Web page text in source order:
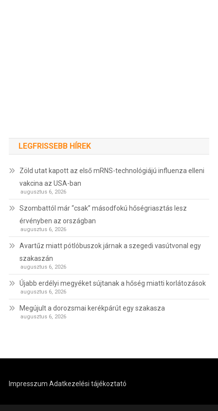
LEGFRISSEBB HÍREK
Zöld utat kapott az első mRNS-technológiájú influenza elleni
vakcina az USA-ban
augusztus 6, 2026
Szombattól már “csak” másodfokú hőségriasztás lesz
érvényben az országban
augusztus 6, 2026
Avartűz miatt pótlóbuszok járnak a szegedi vasútvonal egy
szakaszán
augusztus 6, 2026
Újabb erdélyi megyéket sújtanak a hőség miatti korlátozások
augusztus 6, 2026
Megújult a dorozsmai kerékpárút egy szakasza
augusztus 6, 2026
Impresszum Adatkezelési tájékoztató